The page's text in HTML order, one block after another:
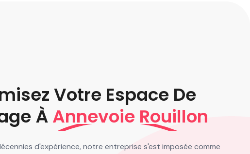
Votre Espace De
ÀAnnevoie Rouillon
d'expérience, notre entreprise s'est imposée comme